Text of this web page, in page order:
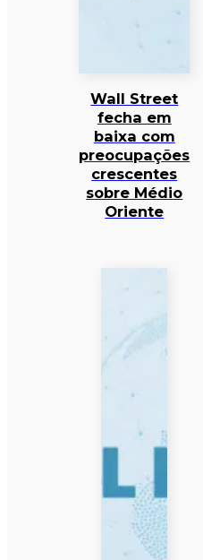
Wall Street
fecha em
baixa com
preocupações
crescentes
sobre Médio
Oriente